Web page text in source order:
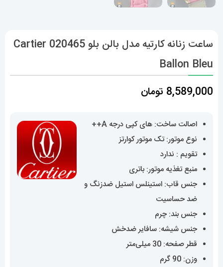
ساعت زنانه کارتیه مدل بالن بلو 020465 Cartier
Ballon Bleu
8,589,000 تومان
اصالت ساخت: های کپی درجه A++
نوع موتور: تک موتور کوارتز
تقویم : ندارد
منبع تغذیه موتور: باتری
جنس قاب: استینلس استیل ضدزنگ و
ضد حساسیت
جنس بند: چرم
جنس شیشه: سافایر ضدخش
قطر صفحه: 30 میلی‌متر
وزن: 90 گرم